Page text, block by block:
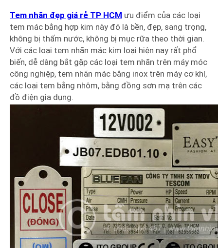
Tem nhãn đẹp giá rẻ TP HCM ưu điểm của các loại
tem mác bằng hợp kim này đó là bền, đẹp, sang trọng,
không bị thấm nước, không bị mục rữa theo thời gian.
Với các loại tem nhãn mác kim loại hiện nay rất phổ
biến, dễ dàng bắt gặp các loại tem nhãn trên máy móc
công nghiệp, tem nhãn mác bằng inox trên máy cơ khí,
các loại tem bằng nhôm, bằng đồng sơn mạ trên các
đồ điện gia dụng.